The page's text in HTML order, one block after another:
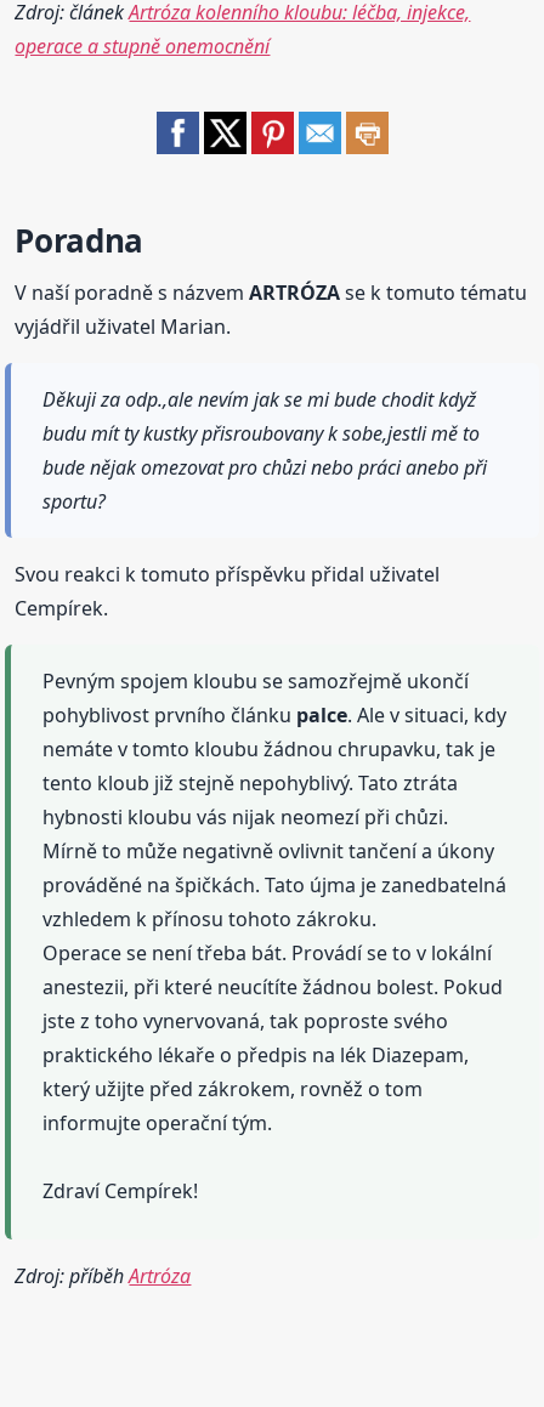
Zdroj: článekArtróza kolenního kloubu: léčba, injekce,
operace a stupně onemocnění
Poradna
V naší poradně s názvemARTRÓZAse k tomuto tématu
vyjádřil uživatel Marian.
Děkuji za odp.,ale nevím jak se mi bude chodit když
budu mít ty kustky přisroubovany k sobe,jestli mě to
bude nějak omezovat pro chůzi nebo práci anebo při
sportu?
Svou reakci k tomuto příspěvku přidal uživatel
Cempírek.
Pevným spojem kloubu se samozřejmě ukončí
pohyblivost prvního článku palce. Ale v situaci, kdy
nemáte v tomto kloubu žádnou chrupavku, tak je
tento kloub již stejně nepohyblivý. Tato ztráta
hybnosti kloubu vás nijak neomezí při chůzi.
Mírně to může negativně ovlivnit tančení a úkony
prováděné na špičkách. Tato újma je zanedbatelná
vzhledem k přínosu tohoto zákroku.
Operace se není třeba bát. Provádí se to v lokální
anestezii, při které neucítíte žádnou bolest. Pokud
jste z toho vynervovaná, tak poproste svého
praktického lékaře o předpis na lék Diazepam,
který užijte před zákrokem, rovněž o tom
informujte operační tým.
Zdraví Cempírek!
Zdroj: příběhArtróza